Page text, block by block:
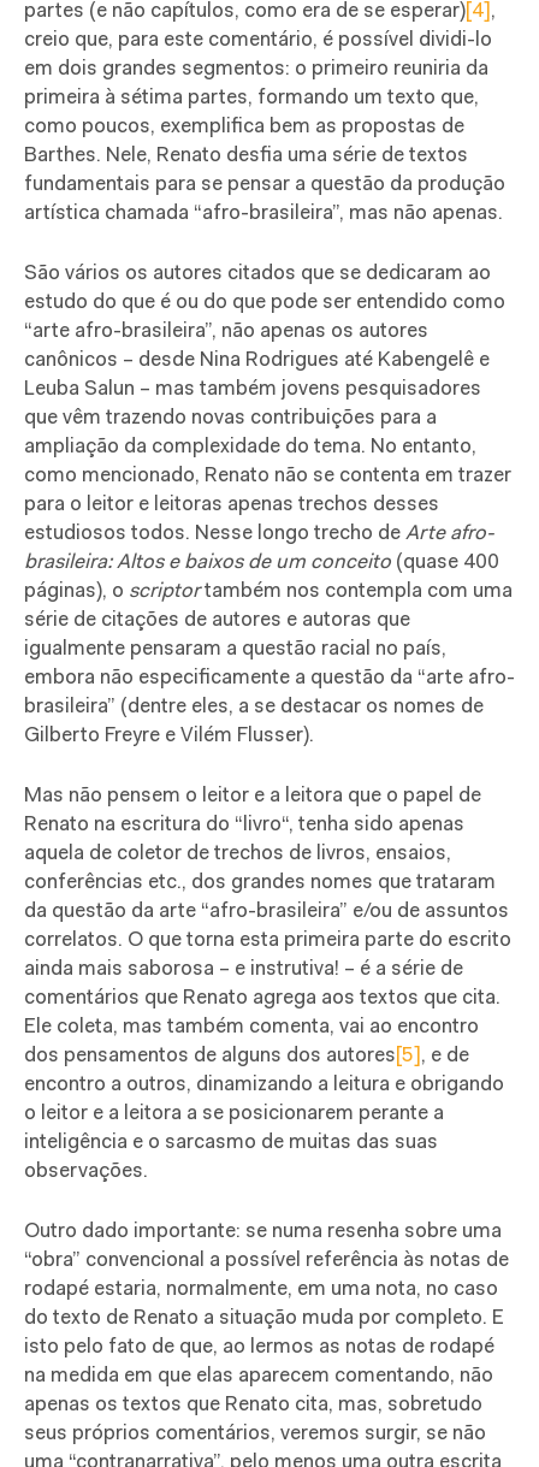
partes (e não capítulos, como era de se esperar) [4] ,
creio que, para este comentário, é possível dividi-lo
em dois grandes segmentos: o primeiro reuniria da
primeira à sétima partes, formando um texto que,
como poucos, exemplifica bem as propostas de
Barthes. Nele, Renato desfia uma série de textos
fundamentais para se pensar a questão da produção
artística chamada “afro-brasileira”, mas não apenas.
São vários os autores citados que se dedicaram ao
estudo do que é ou do que pode ser entendido como
“arte afro-brasileira”, não apenas os autores
canônicos – desde Nina Rodrigues até Kabengelê e
Leuba Salun – mas também jovens pesquisadores
que vêm trazendo novas contribuições para a
ampliação da complexidade do tema. No entanto,
como mencionado, Renato não se contenta em trazer
para o leitor e leitoras apenas trechos desses
estudiosos todos. Nesse longo trecho de Arte afro-
brasileira: Altos e baixos de um conceito (quase 400
páginas), o scriptortambém nos contempla com uma
série de citações de autores e autoras que
igualmente pensaram a questão racial no país,
embora não especificamente a questão da “arte afro-
brasileira” (dentre eles, a se destacar os nomes de
Gilberto Freyre e Vilém Flusser).
Mas não pensem o leitor e a leitora que o papel de
Renato na escritura do “livro“, tenha sido apenas
aquela de coletor de trechos de livros, ensaios,
conferências etc., dos grandes nomes que trataram
da questão da arte “afro-brasileira” e/ou de assuntos
correlatos. O que torna esta primeira parte do escrito
ainda mais saborosa – e instrutiva! – é a série de
comentários que Renato agrega aos textos que cita.
Ele coleta, mas também comenta, vai ao encontro
dos pensamentos de alguns dos autores [5] , e de
encontro a outros, dinamizando a leitura e obrigando
o leitor e a leitora a se posicionarem perante a
inteligência e o sarcasmo de muitas das suas
observações.
Outro dado importante: se numa resenha sobre uma
“obra” convencional a possível referência às notas de
rodapé estaria, normalmente, em uma nota, no caso
do texto de Renato a situação muda por completo. E
isto pelo fato de que, ao lermos as notas de rodapé
na medida em que elas aparecem comentando, não
apenas os textos que Renato cita, mas, sobretudo
seus próprios comentários, veremos surgir, se não